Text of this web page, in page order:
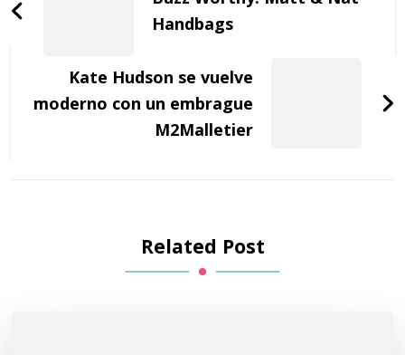
Handbags
Kate Hudson se vuelve
moderno con un embrague
M2Malletier
Related Post